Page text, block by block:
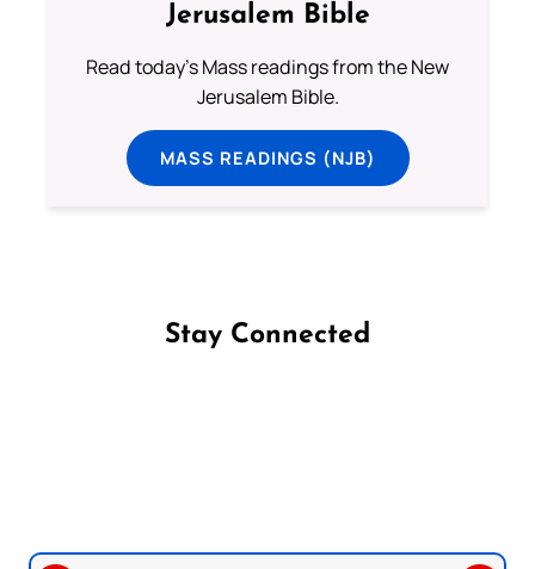
Jerusalem Bible
Read today's Mass readings from the New
Jerusalem Bible.
MASS READINGS (NJB)
Stay Connected